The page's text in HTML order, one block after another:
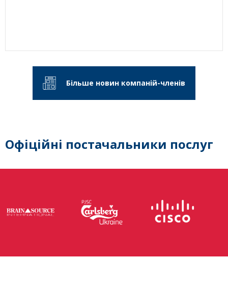
Більше новин компаній-членів
Офіційні постачальники послуг